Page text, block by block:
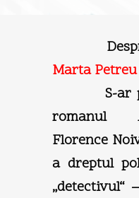
Marta Petreu
S-ar
romanul
Florence
a dreptul
„detectivul“